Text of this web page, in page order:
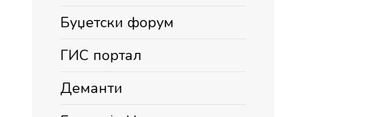
Буџетски форум
ГИС портал
Деманти